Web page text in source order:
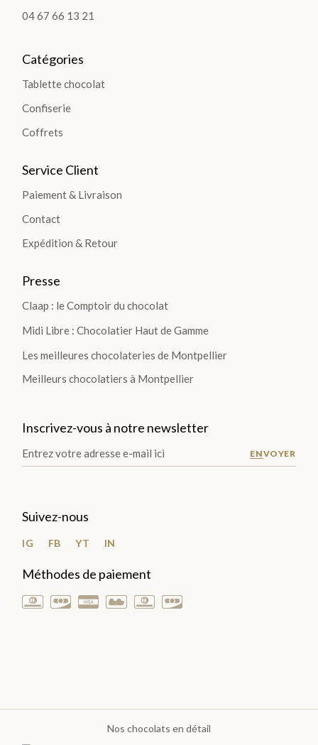
COLLECTION
LES
PLA
TIO
NS
>
Pâte
à
poches
et
Sucettes
Choco
04 67 66 13 21
Catégories
Tablette chocolat
Confiserie
Coffrets
Service Client
Paiement & Livraison
Contact
Expédition & Retour
Presse
Claap : le Comptoir du chocolat
Midi Libre : Chocolatier Haut de Gamme
Les meilleures chocolateries de Montpellier
Meilleurs chocolatiers à Montpellier
Inscrivez-vous à notre newsletter
ENVOYER
Suivez-nous
IG FB YT IN
Méthodes de paiement
Nos chocolats en détail